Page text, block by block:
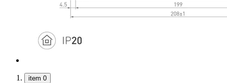
item 0